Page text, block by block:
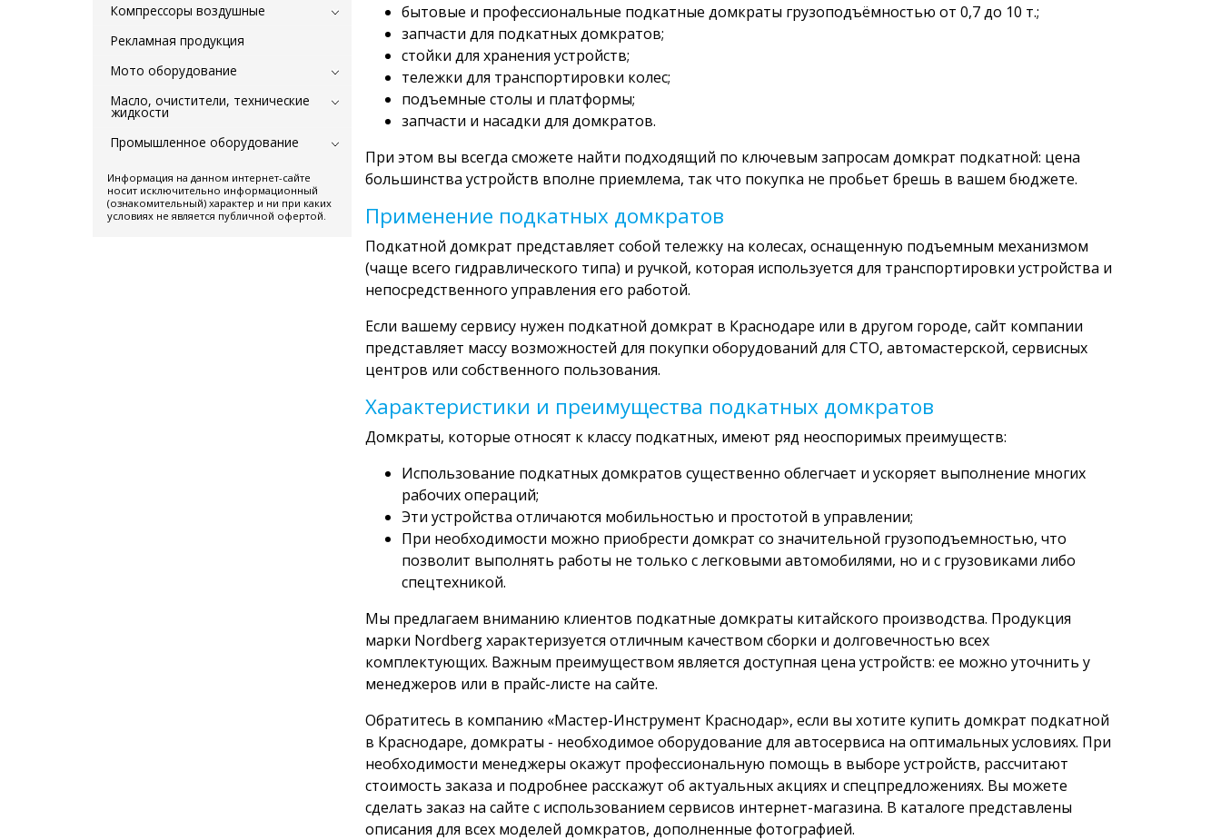
Компрессоры воздушные
Рекламная продукция
Мото оборудование
Масло, очистители, технические
жидкости
Промышленное оборудование
Информация на данном интернет-сайте
носит исключительно информационный
(ознакомительный) характер и ни при каких
условиях не является публичной офертой.
бытовые и профессиональные подкатные домкраты грузоподъёмностью от 0,7 до 10 т.;
запчасти для подкатных домкратов;
стойки для хранения устройств;
тележки для транспортировки колес;
подъемные столы и платформы;
запчасти и насадки для домкратов.
При этом вы всегда сможете найти подходящий по ключевым запросам домкрат подкатной: цена
большинства устройств вполне приемлема, так что покупка не пробьет брешь в вашем бюджете.
Применение подкатных домкратов
Подкатной домкрат представляет собой тележку на колесах, оснащенную подъемным механизмом
(чаще всего гидравлического типа) и ручкой, которая используется для транспортировки устройства и
непосредственного управления его работой.
Если вашему сервису нужен подкатной домкрат в Краснодаре или в другом городе, сайт компании
представляет массу возможностей для покупки оборудований для СТО, автомастерской, сервисных
центров или собственного пользования.
Характеристики и преимущества подкатных домкратов
Домкраты, которые относят к классу подкатных, имеют ряд неоспоримых преимуществ:
Использование подкатных домкратов существенно облегчает и ускоряет выполнение многих
рабочих операций;
Эти устройства отличаются мобильностью и простотой в управлении;
При необходимости можно приобрести домкрат со значительной грузоподъемностью, что
позволит выполнять работы не только с легковыми автомобилями, но и с грузовиками либо
спецтехникой.
Мы предлагаем вниманию клиентов подкатные домкраты китайского производства. Продукция
марки Nordberg характеризуется отличным качеством сборки и долговечностью всех
комплектующих. Важным преимуществом является доступная цена устройств: ее можно уточнить у
менеджеров или в прайс-листе на сайте.
Обратитесь в компанию «Мастер-Инструмент Краснодар», если вы хотите купить домкрат подкатной
в Краснодаре, домкраты - необходимое оборудование для автосервиса на оптимальных условиях. При
необходимости менеджеры окажут профессиональную помощь в выборе устройств, рассчитают
стоимость заказа и подробнее расскажут об актуальных акциях и спецпредложениях. Вы можете
сделать заказ на сайте с использованием сервисов интернет-магазина. В каталоге представлены
описания для всех моделей домкратов, дополненные фотографией.